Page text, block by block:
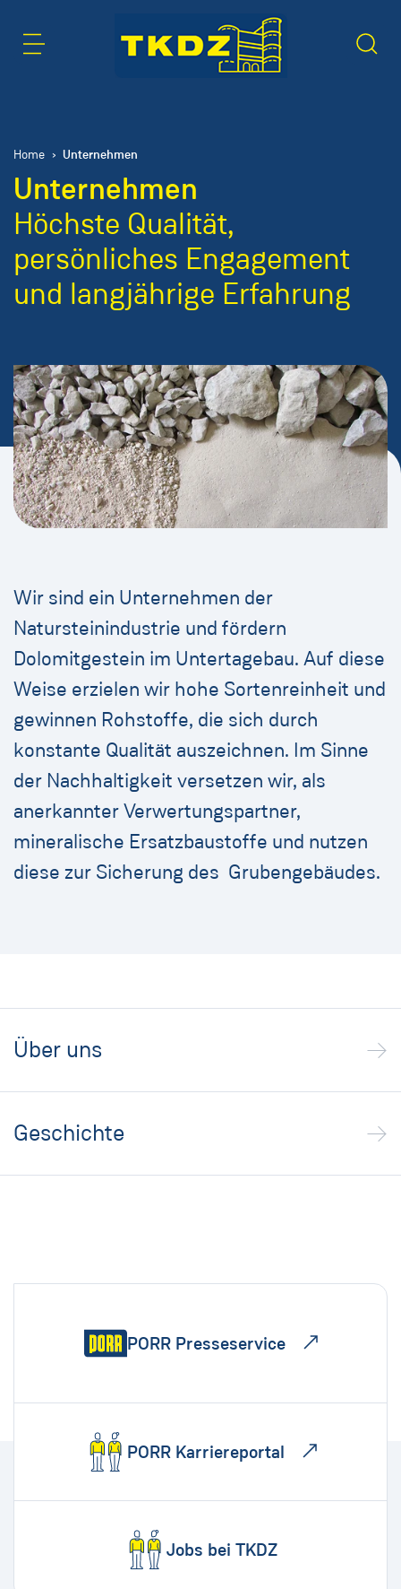
Home Unternehmen
Unternehmen
Höchste Qualität,
persönliches Engagement
und langjährige Erfahrung
Wir sind ein Unternehmen der
Natursteinindustrie und fördern
Dolomitgestein im Untertagebau. Auf diese
Weise erzielen wir hohe Sortenreinheit und
gewinnen Rohstoffe, die sich durch
konstante Qualität auszeichnen. Im Sinne
der Nachhaltigkeit versetzen wir, als
anerkannter Verwertungspartner,
mineralische Ersatzbaustoffe und nutzen
diese zur Sicherung des Grubengebäudes.
Über uns
Geschichte
PORR Presseservice
PORR Karriereportal
Jobs bei TKDZ